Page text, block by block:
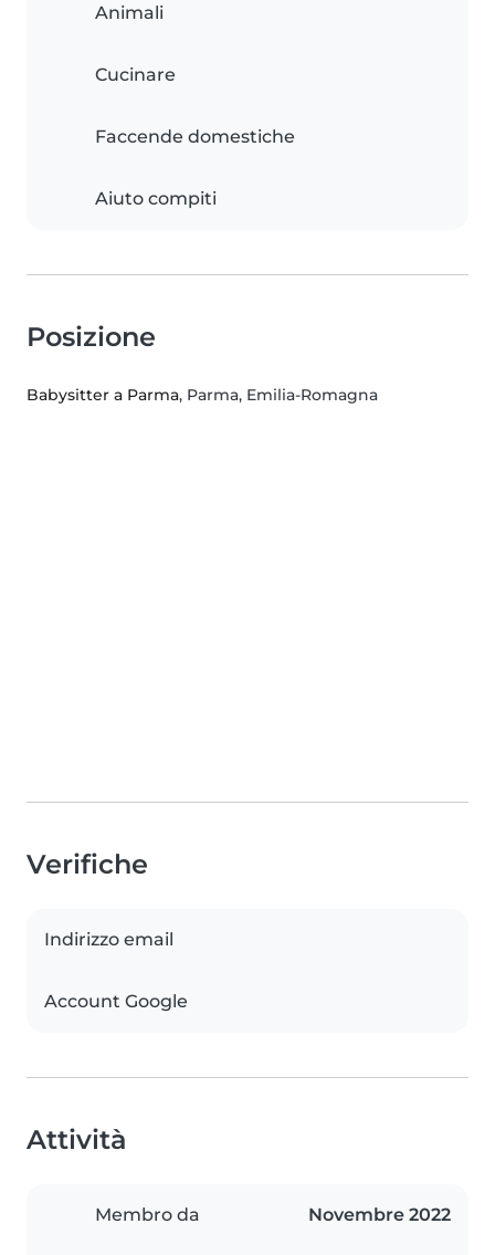
Animali
Cucinare
Faccende domestiche
Aiuto compiti
Posizione
Babysitter a Parma, Parma, Emilia-Romagna
Verifiche
Indirizzo email
Account Google
Attività
Membro da Novembre 2022